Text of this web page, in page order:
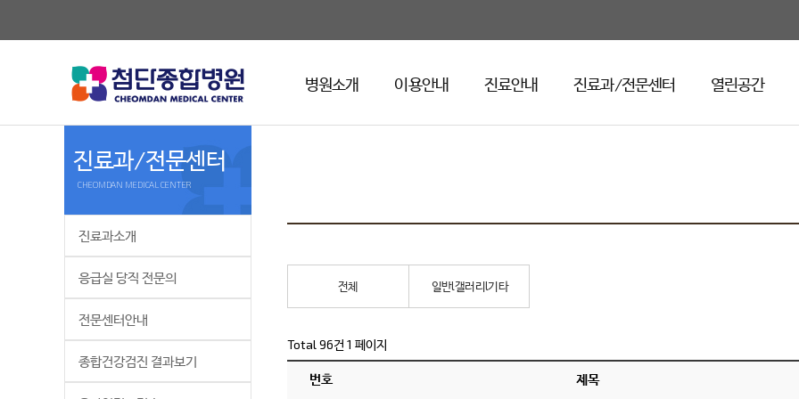
병원소개 이용안내 진료안내 진료과/전문센터 열린공간
진료과/전문센터
CHEOMDAN MEDICAL CENTER
진료과소개
응급실 당직 전문의
전문센터안내
종합건강검진 결과보기
전체 일반l갤러리l기타
Total 96건 1 페이지
번호 제목